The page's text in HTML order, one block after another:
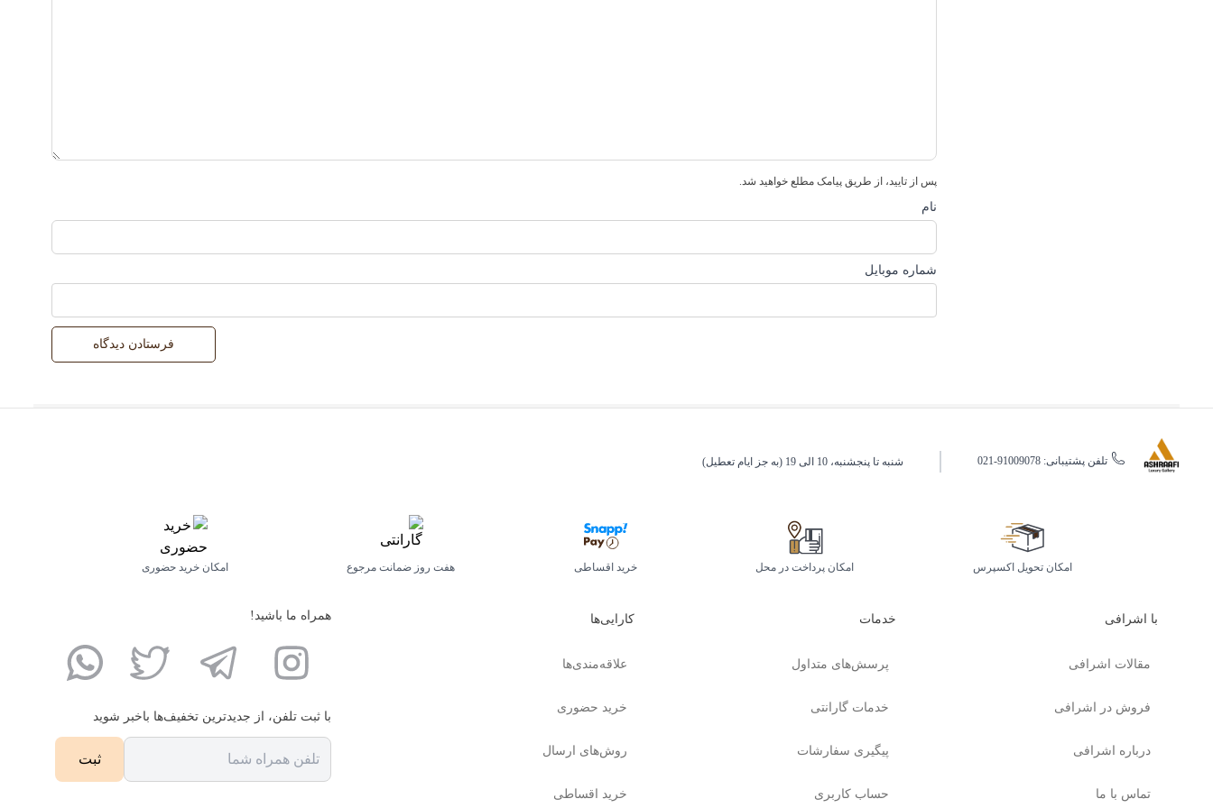
پس از تایید، از طریق پیامک مطلع خواهید شد.
نام
شماره موبایل
تلفن پشتیبانی: 91009078-021 شنبه تا پنجشنبه، 10 الی 19 (به جز ایام تعطیل)
امکان تحویل اکسپرس امکان پرداخت در محل خرید اقساطی هفت روز ضمانت مرجوع امکان خرید حضوری
با اشرافی
مقالات اشرافی
فروش در اشرافی
درباره اشرافی
تماس با ما
خدمات
پرسش‌های متداول
خدمات گارانتی
پیگیری سفارشات
حساب کاربری
کارایی‌ها
علاقه‌مندی‌ها
خرید حضوری
روش‌های ارسال
خرید اقساطی
همراه ما باشید!
با ثبت تلفن، از جدید‌ترین تخفیف‌ها با‌خبر شوید